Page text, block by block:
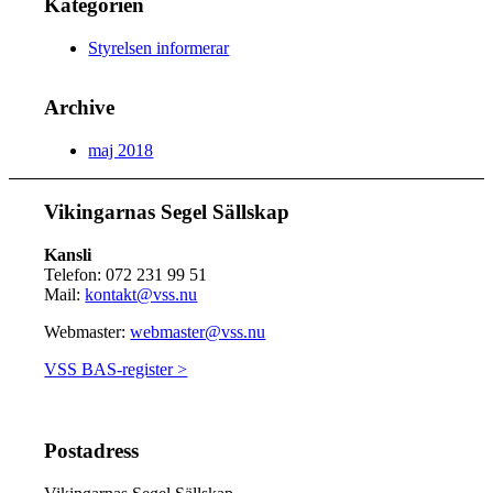
Kategorien
Styrelsen informerar
Archive
maj 2018
Vikingarnas Segel Sällskap
Kansli
Telefon: 072 231 99 51
Mail:kontakt@vss.nu
Webmaster:webmaster@vss.nu
VSS BAS-register >
Postadress